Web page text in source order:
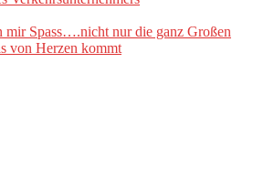
mir Spass….nicht nur die ganz Großen
von Herzen kommt